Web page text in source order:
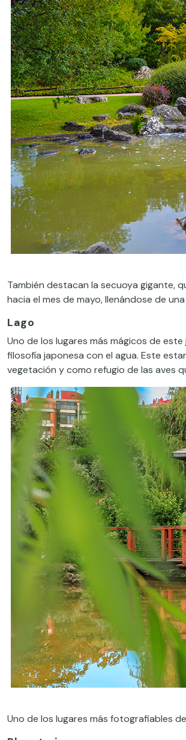
También destacan la secuoya gigante,
hacia el mes de mayo, llenándose de
Lago
Uno de los lugares más mágicos de
filosofía japonesa con el agua. Este
vegetación y como refugio de las aves
Uno de los lugares más fotografiables